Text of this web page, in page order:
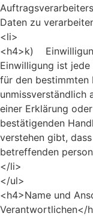
Daten zu
<li>
<h4>k)
Einwilligung ist
für den bestimmten
unmissverständlich
einer Erklärung
bestätigenden
verstehen gibt,
betreffenden
</li>
</ul>
<h4>Name und
Verantwortlichen</